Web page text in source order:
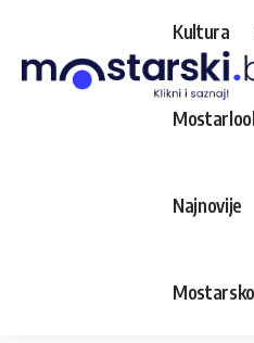
Kultura
Najnovije